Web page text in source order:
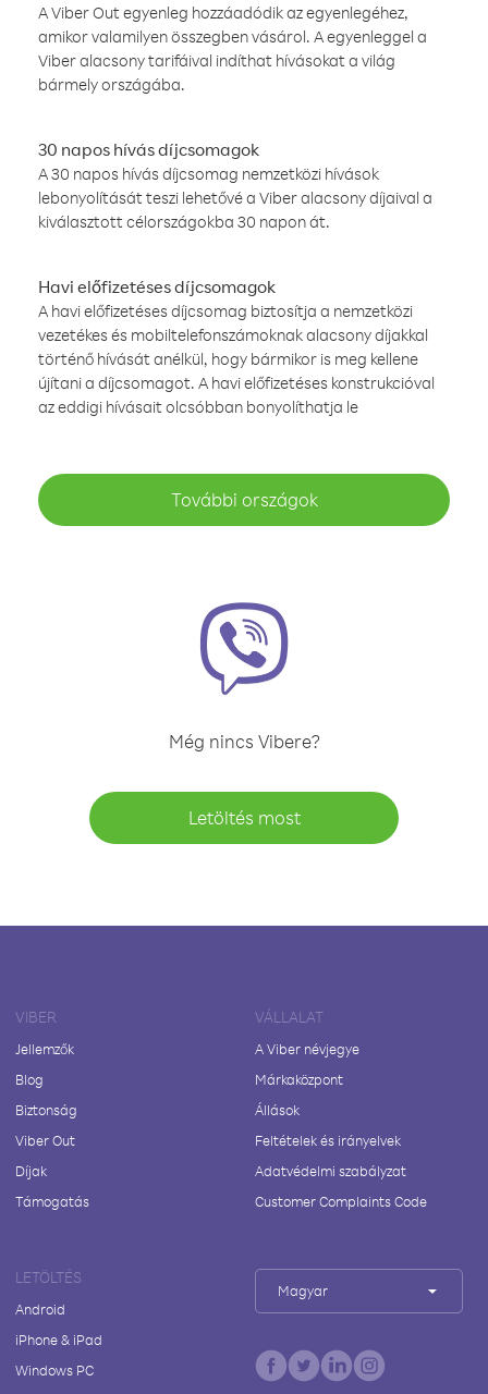
A Viber Out egyenleg hozzáadódik az egyenlegéhez,
amikor valamilyen összegben vásárol. A egyenleggel a
Viber alacsony tarifáival indíthat hívásokat a világ
bármely országába.
30 napos hívás díjcsomagok
A 30 napos hívás díjcsomag nemzetközi hívások
lebonyolítását teszi lehetővé a Viber alacsony díjaival a
kiválasztott célországokba 30 napon át.
Havi előfizetéses díjcsomagok
A havi előfizetéses díjcsomag biztosítja a nemzetközi
vezetékes és mobiltelefonszámoknak alacsony díjakkal
történő hívását anélkül, hogy bármikor is meg kellene
újítani a díjcsomagot. A havi előfizetéses konstrukcióval
az eddigi hívásait olcsóbban bonyolíthatja le
További országok
Még nincs Vibere?
Letöltés most
VIBER
Jellemzők
Blog
Biztonság
Viber Out
Díjak
Támogatás
VÁLLALAT
A Viber névjegye
Márkaközpont
Állások
Feltételek és irányelvek
Adatvédelmi szabályzat
Customer Complaints Code
LETÖLTÉS
Android
iPhone & iPad
Windows PC
Magyar